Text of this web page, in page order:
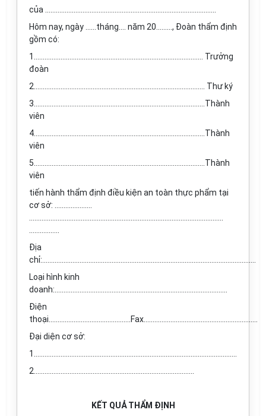
của …………………………………………………………………………………...
Hôm nay, ngày ……tháng…. năm 20………, Đoàn thẩm định
gồm có:
1............................................................................................... Trưởng
đoàn
2................................................................................................ Thư ký
3................................................................................................Thành
viên
4................................................................................................Thành
viên
5................................................................................................Thành
viên
tiến hành thẩm định điều kiện an toàn thực phẩm tại
cơ sở: …………………
Địa
chỉ:........................................................................................................................
Loại hình kinh
doanh:.................................................................................................
Điện
thoại..............................................Fax................................................................
Đại diện cơ sở:
1.……………..................................................................................................
2.……………………………………………………………………………..
KẾT QUẢ THẨM ĐỊNH